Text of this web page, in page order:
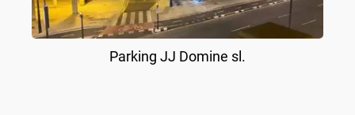
Parking JJ Domine sl.